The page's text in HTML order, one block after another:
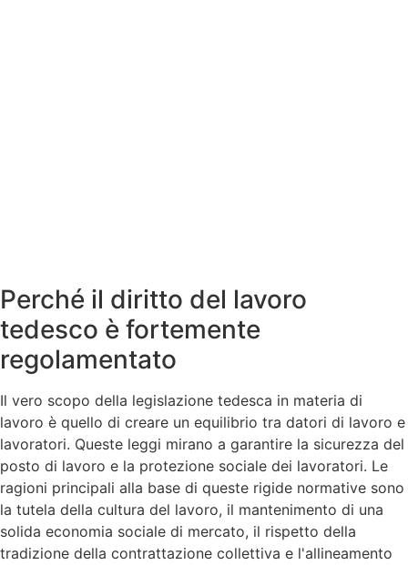
Perché il diritto del lavoro
tedesco è fortemente
regolamentato
Il vero scopo della legislazione tedesca in materia di
lavoro è quello di creare un equilibrio tra datori di lavoro e
lavoratori. Queste leggi mirano a garantire la sicurezza del
posto di lavoro e la protezione sociale dei lavoratori. Le
ragioni principali alla base di queste rigide normative sono
la tutela della cultura del lavoro, il mantenimento di una
solida economia sociale di mercato, il rispetto della
tradizione della contrattazione collettiva e l'allineamento